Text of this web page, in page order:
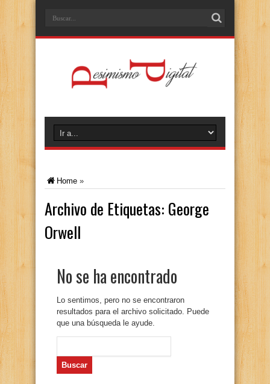
Home »
Archivo de Etiquetas: George
Orwell
No se ha encontrado
Lo sentimos, pero no se encontraron
resultados para el archivo solicitado. Puede
que una búsqueda le ayude.